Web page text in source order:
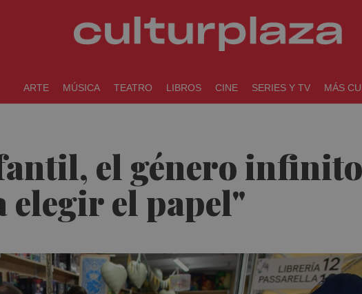
ARTE MÚSICA TEATRO LIBROS CINE SERIES Y TV MÁS
el género
elegir el papel"